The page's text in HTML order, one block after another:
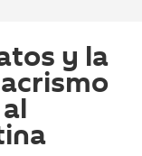
y la